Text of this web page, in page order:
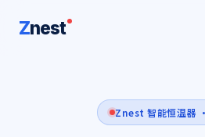
Znest
Znest 智能恒温器